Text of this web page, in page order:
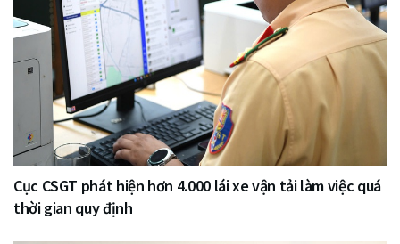
Cục CSGT phát hiện hơn 4.000 lái xe vận tải làm việc quá
thời gian quy định